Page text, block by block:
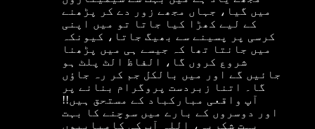
میں گیا، جہاں مجھے زور دے کر پڑھنے
کے لیے کھڑا کیا جاتا تو میں اپنی
کرسی پر پسینے سے بھیگ جاتا، کیونکہ
میں جانتا تھا کہ جیسے ہی میں پڑھنا
شروع کروں گا، الفاظ الٹ پلٹ ہو
جائیں گے اور میں بالکل جم کر رہ جاؤں
گا۔ اتنا زبردست پروگرام بنانے پر
آپ واقعی مبارکباد کے مستحق ہیں!!
اور دوسروں کے بارے میں سوچنے کا بہت
بہت شکریہ، اللہ آپ کی کامیابیوں